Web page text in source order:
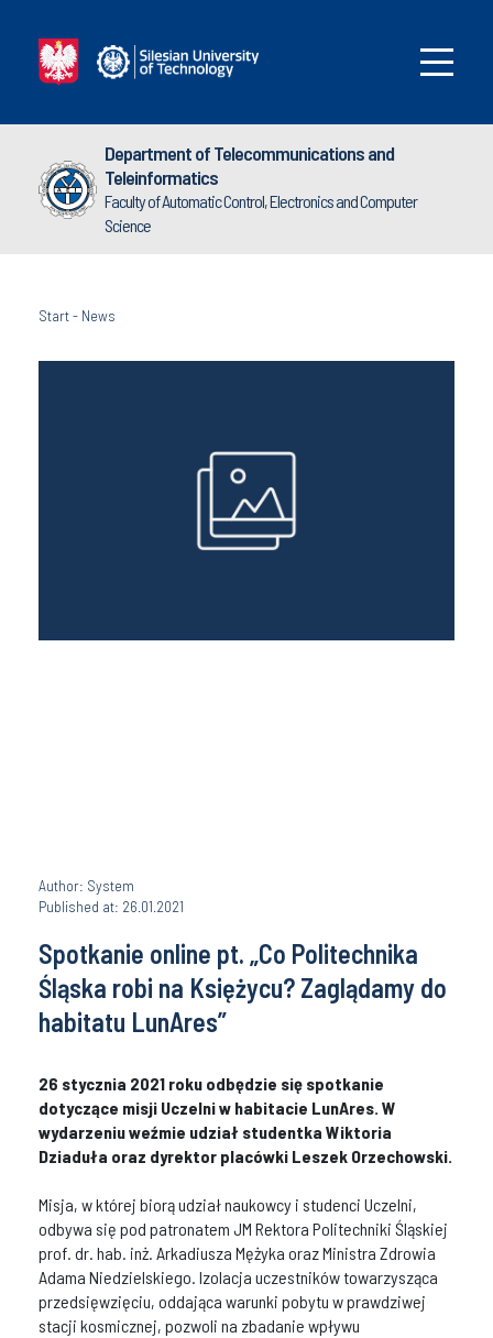
Department of Telecommunications and
Teleinformatics
Faculty of Automatic Control, Electronics and Computer
Science
Start- News
Author: System
Published at: 26.01.2021
Spotkanie online pt. „Co Politechnika
Śląska robi na Księżycu? Zaglądamy do
habitatu LunAres”
26 stycznia 2021 roku odbędzie się spotkanie
dotyczące misji Uczelni w habitacie LunAres. W
wydarzeniu weźmie udział studentka Wiktoria
Dziaduła oraz dyrektor placówki Leszek Orzechowski.
Misja, w której biorą udział naukowcy i studenci Uczelni,
odbywa się pod patronatem JM Rektora Politechniki Śląskiej
prof. dr. hab. inż. Arkadiusza Mężyka oraz Ministra Zdrowia
Adama Niedzielskiego. Izolacja uczestników towarzysząca
przedsięwzięciu, oddająca warunki pobytu w prawdziwej
stacji kosmicznej, pozwoli na zbadanie wpływu